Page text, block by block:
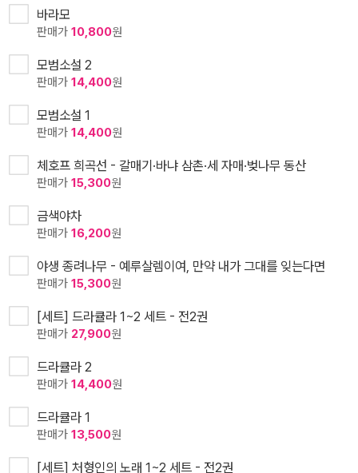
바라모
판매가 10,800원
모범소설 2
판매가 14,400원
모범소설 1
판매가 14,400원
체호프 희곡선 - 갈매기·바냐 삼촌·세 자매·벚나무 동산
판매가 15,300원
금색야차
판매가 16,200원
야생 종려나무 - 예루살렘이여, 만약 내가 그대를 잊는다면
판매가 15,300원
[세트] 드라큘라 1~2 세트 - 전2권
판매가 27,900원
드라큘라 2
판매가 14,400원
드라큘라 1
판매가 13,500원
[세트] 처형인의 노래 1~2 세트 - 전2권